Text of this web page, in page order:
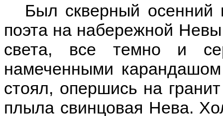
Был скверный осенний
поэта на набережной
света, все темно и
намеченными
стоял, опершись на
плыла свинцовая Нева.